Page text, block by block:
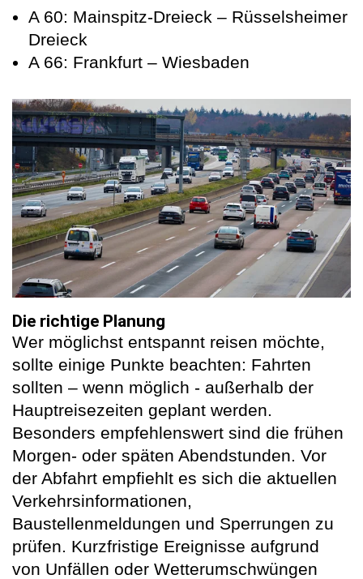
A 60: Mainspitz-Dreieck – Rüsselsheimer
Dreieck
A 66: Frankfurt – Wiesbaden
Die richtige Planung
Wer möglichst entspannt reisen möchte,
sollte einige Punkte beachten: Fahrten
sollten – wenn möglich - außerhalb der
Hauptreisezeiten geplant werden.
Besonders empfehlenswert sind die frühen
Morgen- oder späten Abendstunden. Vor
der Abfahrt empfiehlt es sich die aktuellen
Verkehrsinformationen,
Baustellenmeldungen und Sperrungen zu
prüfen. Kurzfristige Ereignisse aufgrund
von Unfällen oder Wetterumschwüngen